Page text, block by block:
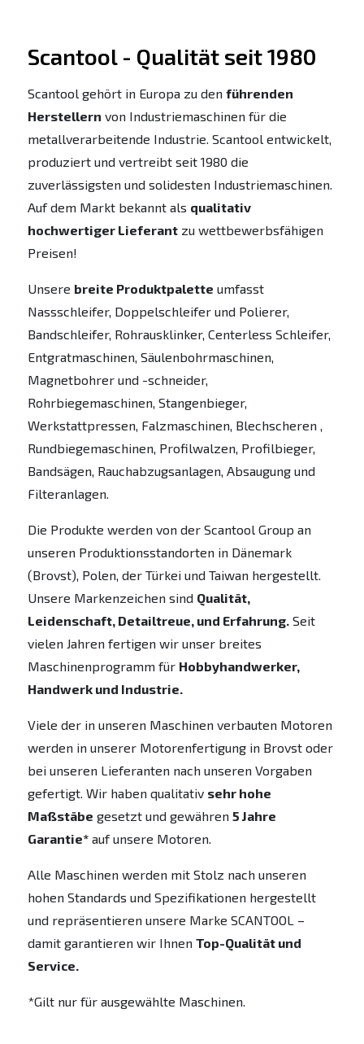
Scantool - Qualität seit 1980
Scantool gehört in Europa zu den führenden
Herstellern von Industriemaschinen für die
metallverarbeitende Industrie. Scantool entwickelt,
produziert und vertreibt seit 1980 die
zuverlässigsten und solidesten Industriemaschinen.
Auf dem Markt bekannt als qualitativ
hochwertiger Lieferantzu wettbewerbsfähigen
Preisen!
Unsere breite Produktpalette umfasst
Nassschleifer, Doppelschleifer und Polierer,
Bandschleifer, Rohrausklinker, Centerless Schleifer,
Entgratmaschinen, Säulenbohrmaschinen,
Magnetbohrer und -schneider,
Rohrbiegemaschinen, Stangenbieger,
Werkstattpressen, Falzmaschinen, Blechscheren ,
Rundbiegemaschinen, Profilwalzen, Profilbieger,
Bandsägen, Rauchabzugsanlagen, Absaugung und
Filteranlagen.
Die Produkte werden von der Scantool Group an
unseren Produktionsstandorten in Dänemark
(Brovst), Polen, der Türkei und Taiwan hergestellt.
Unsere Markenzeichen sind Qualität,
Leidenschaft, Detailtreue, und Erfahrung. Seit
vielen Jahren fertigen wir unser breites
Maschinenprogramm für Hobbyhandwerker,
Handwerk und Industrie.
Viele der in unseren Maschinen verbauten Motoren
werden in unserer Motorenfertigung in Brovst oder
bei unseren Lieferanten nach unseren Vorgaben
gefertigt. Wir haben qualitativ sehr hohe
Maßstäbe gesetzt und gewähren 5 Jahre
Garantie*auf unsere Motoren.
Alle Maschinen werden mit Stolz nach unseren
hohen Standards und Spezifikationen hergestellt
und repräsentieren unsere Marke SCANTOOL –
damit garantieren wir Ihnen Top-Qualität und
Service.
*Gilt nur für ausgewählte Maschinen.